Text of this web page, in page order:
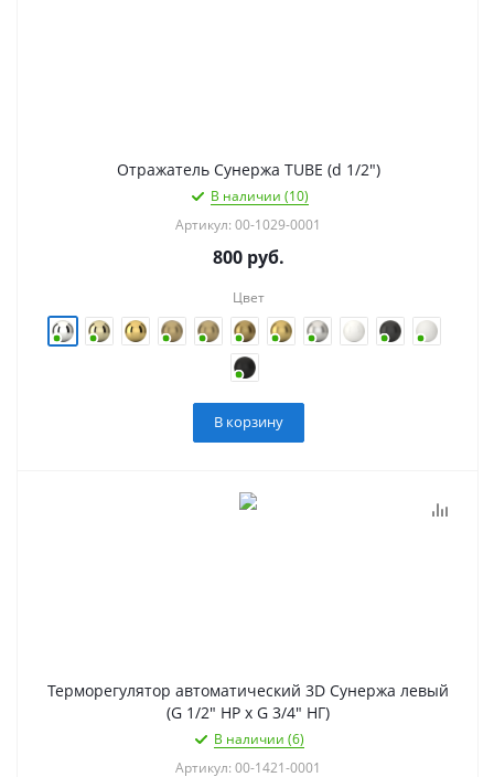
Отражатель Сунержа TUBE (d 1/2")
В наличии (10)
Артикул: 00-1029-0001
800руб.
Цвет
В корзину
Терморегулятор автоматический 3D Сунержа левый
(G 1/2" НР х G 3/4" НГ)
В наличии (6)
Артикул: 00-1421-0001